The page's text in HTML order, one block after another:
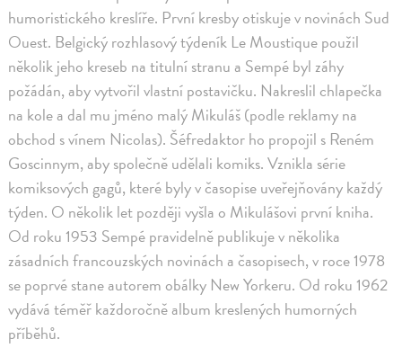
humoristického kreslíře. První kresby otiskuje v novinách Sud
Ouest. Belgický rozhlasový týdeník Le Moustique použil
několik jeho kreseb na titulní stranu a Sempé byl záhy
požádán, aby vytvořil vlastní postavičku. Nakreslil chlapečka
na kole a dal mu jméno malý Mikuláš (podle reklamy na
obchod s vínem Nicolas). Šéfredaktor ho propojil s Reném
Goscinnym, aby společně udělali komiks. Vznikla série
komiksových gagů, které byly v časopise uveřejňovány každý
týden. O několik let později vyšla o Mikulášovi první kniha.
Od roku 1953 Sempé pravidelně publikuje v několika
zásadních francouzských novinách a časopisech, v roce 1978
se poprvé stane autorem obálky New Yorkeru. Od roku 1962
vydává téměř každoročně album kreslených humorných
příběhů.